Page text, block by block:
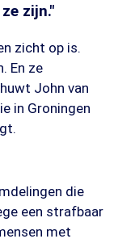
zijn."
zicht op is.
En ze
John van
in Groningen
die
een strafbaar
met